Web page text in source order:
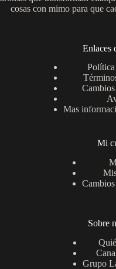
cosas con mimo para que
Enlaces
Mas
Mi
Sobre
Grupo